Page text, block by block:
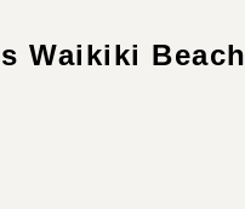
Waikiki Beach